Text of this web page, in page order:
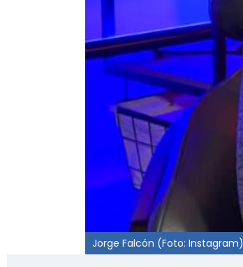
Jorge Falcón (Foto: Instagram)